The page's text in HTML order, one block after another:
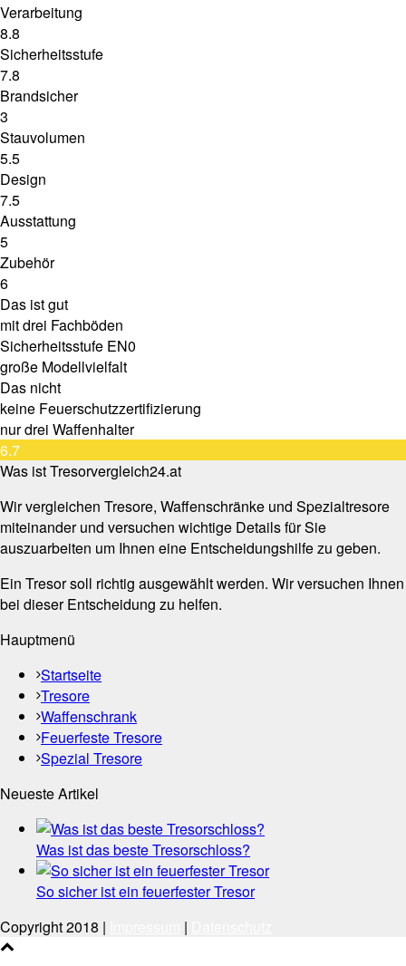
Verarbeitung
8.8
Sicherheitsstufe
7.8
Brandsicher
3
Stauvolumen
5.5
Design
7.5
Ausstattung
5
Zubehör
6
Das ist gut
mit drei Fachböden
Sicherheitsstufe EN0
große Modellvielfalt
Das nicht
keine Feuerschutzzertifizierung
nur drei Waffenhalter
6.7
Was ist Tresorvergleich24.at
Wir vergleichen Tresore, Waffenschränke und Spezialtresore
miteinander und versuchen wichtige Details für Sie
auszuarbeiten um Ihnen eine Entscheidungshilfe zu geben.
Ein Tresor soll richtig ausgewählt werden. Wir versuchen Ihnen
bei dieser Entscheidung zu helfen.
Hauptmenü
Startseite
Tresore
Waffenschrank
Feuerfeste Tresore
Spezial Tresore
Neueste Artikel
Was ist das beste Tresorschloss?
So sicher ist ein feuerfester Tresor
Copyright 2018 |
|